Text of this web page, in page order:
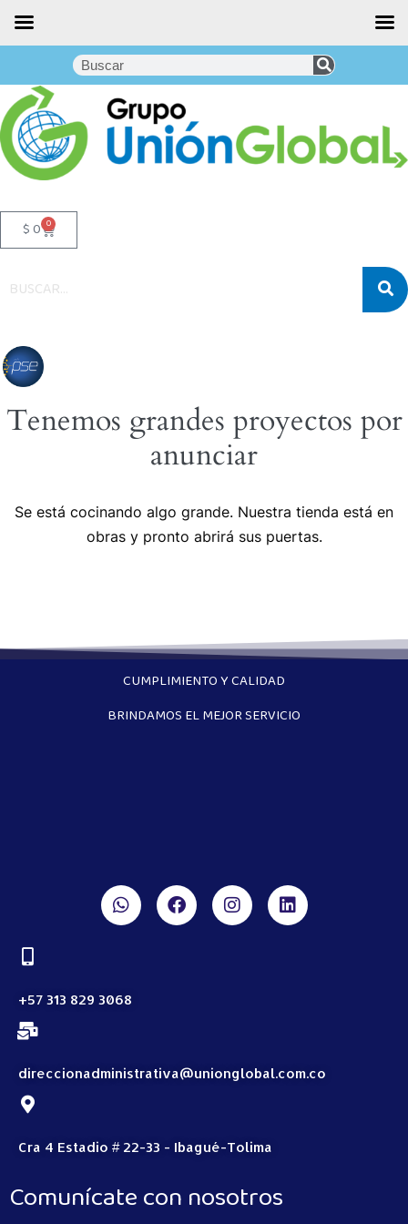
$0 0
Tenemos grandes proyectos por
anunciar
Se está cocinando algo grande. Nuestra tienda está en
obras y pronto abrirá sus puertas.
CUMPLIMIENTO Y CALIDAD
BRINDAMOS EL MEJOR SERVICIO
+57 313 829 3068
direccionadministrativa@unionglobal.com.co
Cra 4 Estadio # 22-33 - Ibagué-Tolima
Comunícate con nosotros